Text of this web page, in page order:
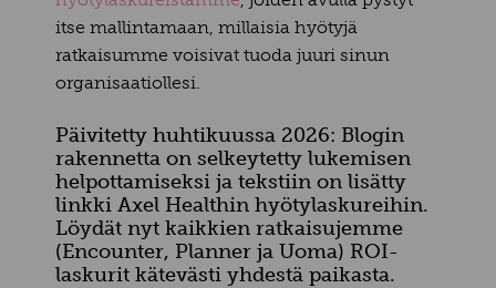
itse mallintamaan, millaisia hyötyjä
ratkaisumme voisivat tuoda juuri sinun
organisaatiollesi.
Päivitetty huhtikuussa 2026: Blogin
rakennetta on selkeytetty lukemisen
helpottamiseksi ja tekstiin on lisätty
linkki Axel Healthin hyötylaskureihin.
Löydät nyt kaikkien ratkaisujemme
(Encounter, Planner ja Uoma) ROI-
laskurit kätevästi yhdestä paikasta.